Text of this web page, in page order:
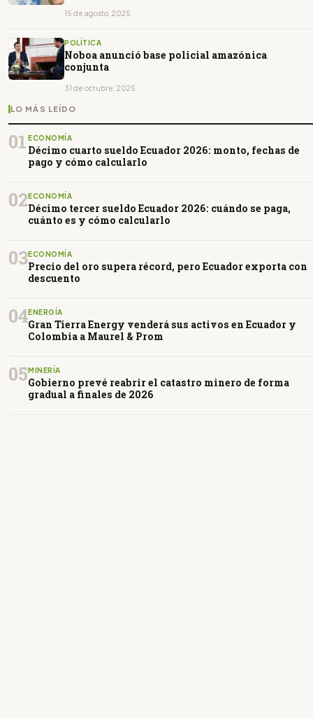
15 de agosto, 2025
POLÍTICA
Noboa anunció base policial amazónica
conjunta
31 de octubre, 2025
LO MÁS LEÍDO
01 ECONOMÍA
Décimo cuarto sueldo Ecuador 2026: monto, fechas de
pago y cómo calcularlo
02 ECONOMÍA
Décimo tercer sueldo Ecuador 2026: cuándo se paga,
cuánto es y cómo calcularlo
03ECONOMÍA
Precio del oro supera récord, pero Ecuador exporta con
descuento
04ENERGÍA
Gran Tierra Energy venderá sus activos en Ecuador y
Colombia a Maurel & Prom
05 MINERÍA
Gobierno prevé reabrir el catastro minero de forma
gradual a finales de 2026